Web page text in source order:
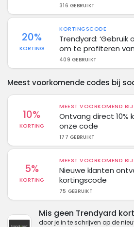
316 GEBRUIKT
20%
KORTING
KORTINGSCODE
Trendyard: ‘Gebruik
om te profiteren van
409 GEBRUIKT
Meest voorkomende codes bij
10%
KORTING
MEEST VOORKOMEND
Ontvang direct 10%
onze code
177 GEBRUIKT
5%
KORTING
MEEST VOORKOMEND
Nieuwe klanten
kortingscode
75 GEBRUIKT
Mis geen Trendyard
door je in te schrijven op de